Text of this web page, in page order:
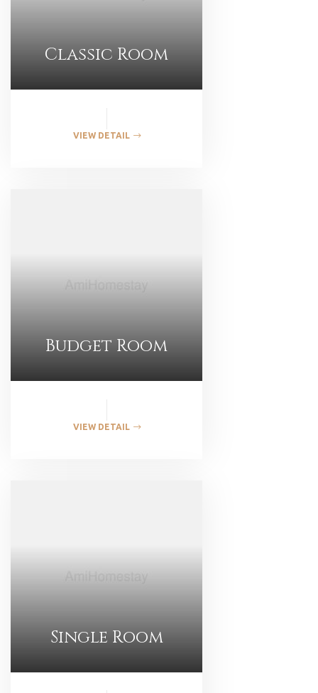
Classic Room
VIEW DETAIL
Budget Room
VIEW DETAIL
Single Room